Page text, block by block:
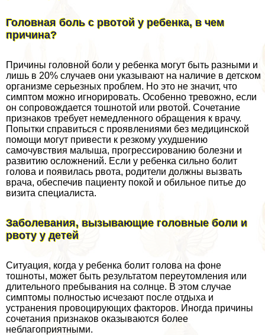
Головная боль с рвотой у ребенка, в чем
причина?
Причины головной боли у ребенка могут быть разными и
лишь в 20% случаев они указывают на наличие в детском
организме серьезных проблем. Но это не значит, что
симптом можно игнорировать. Особенно тревожно, если
он сопровождается тошнотой или рвотой. Сочетание
признаков требует немедленного обращения к врачу.
Попытки справиться с проявлениями без медицинской
помощи могут привести к резкому ухудшению
самочувствия малыша, прогрессированию болезни и
развитию осложнений. Если у ребенка сильно болит
голова и появилась рвота, родители должны вызвать
врача, обеспечив пациенту покой и обильное питье до
визита специалиста.
Заболевания, вызывающие головные боли и
рвоту у детей
Ситуация, когда у ребенка болит голова на фоне
тошноты, может быть результатом переутомления или
длительного пребывания на солнце. В этом случае
симптомы полностью исчезают после отдыха и
устранения провоцирующих факторов. Иногда причины
сочетания признаков оказываются более
нeблагоприятными.